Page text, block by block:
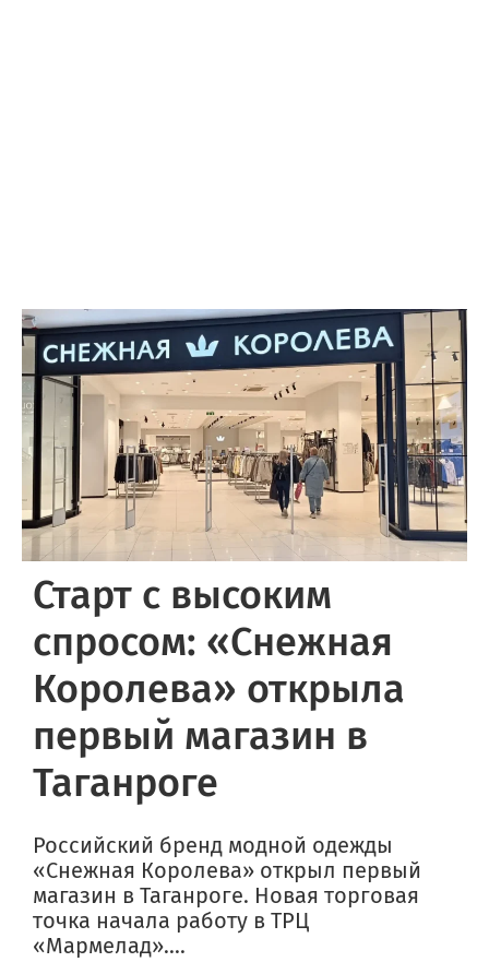
Старт с высоким
спросом: «Снежная
Королева» открыла
первый магазин в
Таганроге
Российский бренд модной одежды
«Снежная Королева» открыл первый
магазин в Таганроге. Новая торговая
точка начала работу в ТРЦ
«Мармелад»....